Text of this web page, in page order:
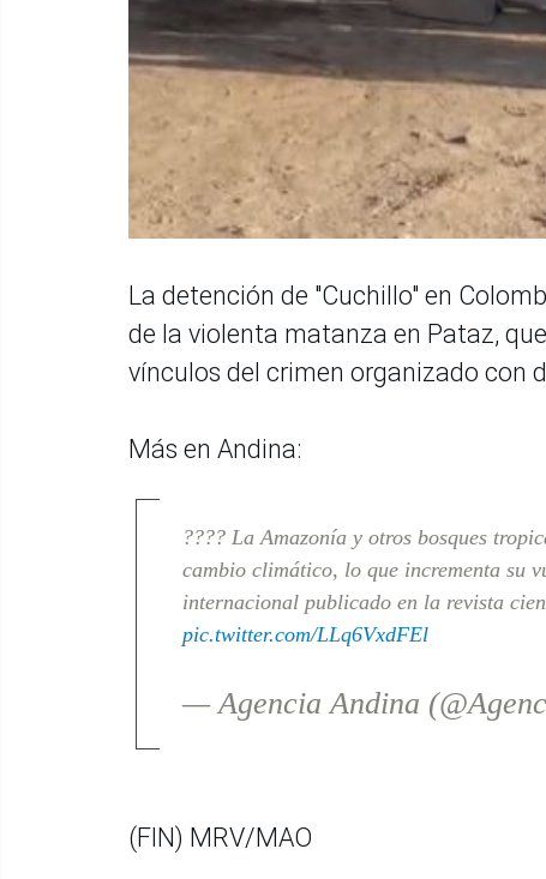
La detención de "Cuchillo" en
de la violenta matanza en Pataz,
vínculos del crimen organizado con
Más en Andina:
???? La Amazonía y otros bosques
cambio climático, lo que incrementa su
internacional publicado en la revista
pic.twitter.com/LLq6VxdFEl
— Agencia Andina
(FIN) MRV/MAO